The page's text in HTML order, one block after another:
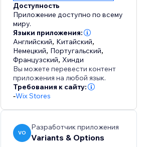
Доступность
Приложение доступно по всему
миру.
Языки приложения:
Английский, Китайский,
Немецкий, Португальский,
Французский, Хинди
Вы можете перевести контент
приложения на любой язык.
Требования к сайту:
-Wix Stores
VO
Разработчик приложения
Variants & Options